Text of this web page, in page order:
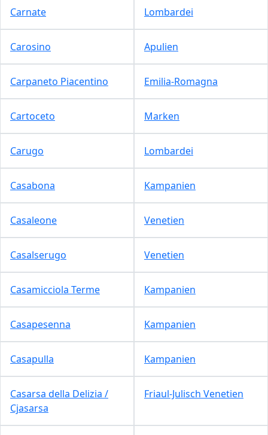
Carnate Lombardei
Carosino Apulien
Carpaneto Piacentino Emilia-Romagna
Cartoceto Marken
Carugo Lombardei
Casabona Kampanien
Casaleone Venetien
Casalserugo Venetien
Casamicciola Terme Kampanien
Casapesenna Kampanien
Casapulla Kampanien
Casarsa della Delizia /
Cjasarsa
Friaul-Julisch Venetien